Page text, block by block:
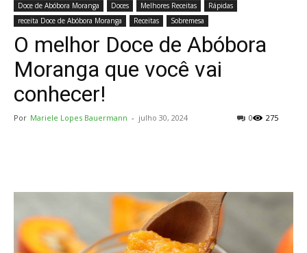
Doce de Abóbora Moranga
Doces Melhores Receitas
Rápidas
receita Doce de Abóbora Moranga
Receitas Sobremesa
O melhor Doce de Abóbora
Moranga que você vai
conhecer!
Por Mariele Lopes Bauermann - julho 30, 2024 275
0